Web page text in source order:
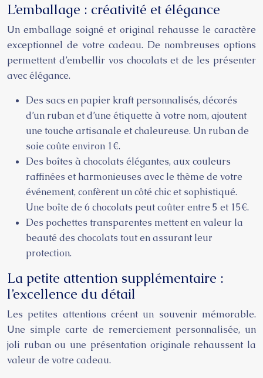
L’emballage : créativité et élégance
Un emballage soigné et original rehausse le caractère
exceptionnel de votre cadeau. De nombreuses options
permettent d’embellir vos chocolats et de les présenter
avec élégance.
Des sacs en papier kraft personnalisés, décorés
d’un ruban et d’une étiquette à votre nom, ajoutent
une touche artisanale et chaleureuse. Un ruban de
soie coûte environ 1€.
Des boîtes à chocolats élégantes, aux couleurs
raffinées et harmonieuses avec le thème de votre
événement, confèrent un côté chic et sophistiqué.
Une boîte de 6 chocolats peut coûter entre 5 et 15€.
Des pochettes transparentes mettent en valeur la
beauté des chocolats tout en assurant leur
protection.
La petite attention supplémentaire :
l’excellence du détail
Les petites attentions créent un souvenir mémorable.
Une simple carte de remerciement personnalisée, un
joli ruban ou une présentation originale rehaussent la
valeur de votre cadeau.